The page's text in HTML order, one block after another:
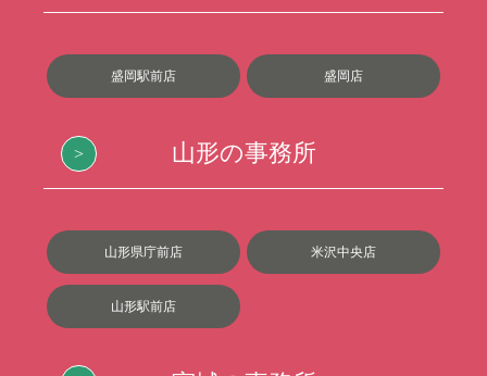
盛岡駅前店 盛岡店
山形の事務所
山形県庁前店 米沢中央店
山形駅前店